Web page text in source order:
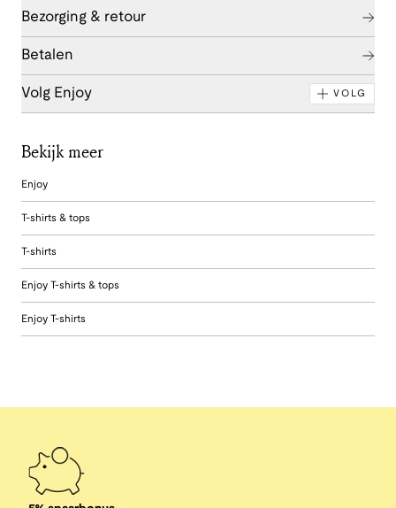
Bezorging & retour
Betalen
Volg Enjoy VOLG
Bekijk meer
Enjoy
T-shirts & tops
T-shirts
Enjoy T-shirts & tops
Enjoy T-shirts